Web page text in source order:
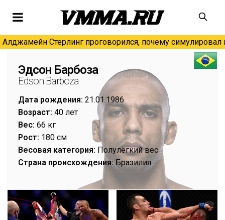
Алджамейн Стерлинг проговорился, почему симулировал
Эдсон Барбоза
Edson Barboza
Дата рождения: 21.01.1986
Возраст: 40 лет
Вес: 66 кг
Рост: 180 см
Весовая категория: Полулёгкий вес
Страна происхождения:Бразилия